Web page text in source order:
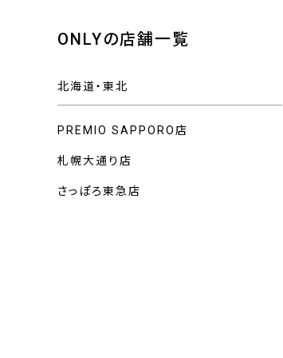
ONLYの店舗一覧
北海道・東北
PREMIO SAPPORO店
札幌大通り店
さっぽろ東急店